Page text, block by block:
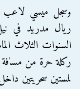
وسجل ميسي لاعب
السنوات الثلاث
لمستين سحريتين